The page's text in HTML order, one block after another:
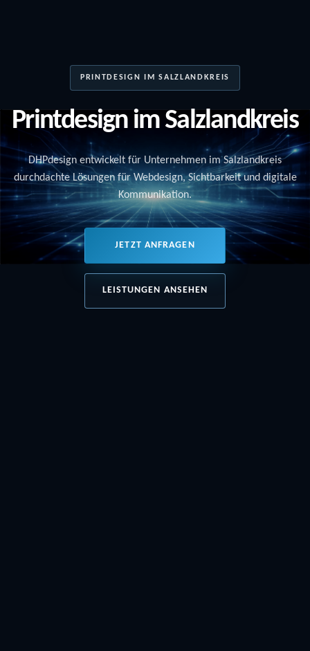
PRINTDESIGN IM SALZLANDKREIS
Printdesign im Salzlandkreis
DHPdesign entwickelt für Unternehmen im Salzlandkreis
durchdachte Lösungen für Webdesign, Sichtbarkeit und digitale
Kommunikation.
JETZT ANFRAGEN
LEISTUNGEN ANSEHEN